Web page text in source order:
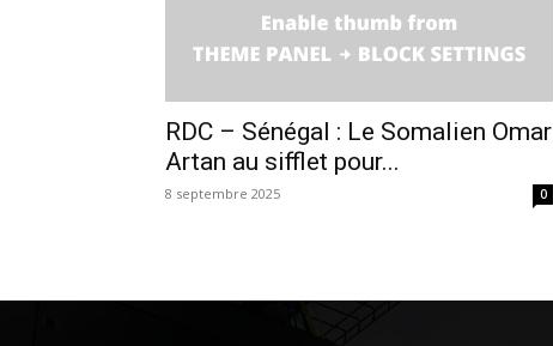
RDC – Sénégal : Le Somalien Omar
Artan au sifflet pour...
8 septembre 2025 0